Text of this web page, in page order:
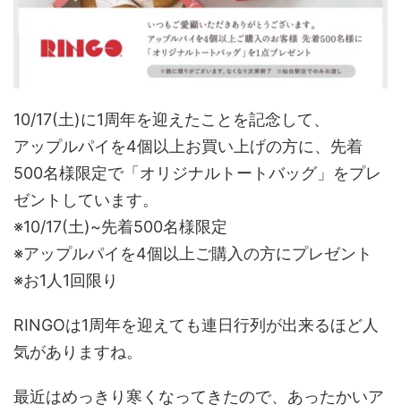
10/17(土)に1周年を迎えたことを記念して、
アップルパイを4個以上お買い上げの方に、先着
500名様限定で「オリジナルトートバッグ」をプレ
ゼントしています。
※10/17(土)~先着500名様限定
※アップルパイを4個以上ご購入の方にプレゼント
※お1人1回限り
RINGOは1周年を迎えても連日行列が出来るほど人
気がありますね。
最近はめっきり寒くなってきたので、あったかいア